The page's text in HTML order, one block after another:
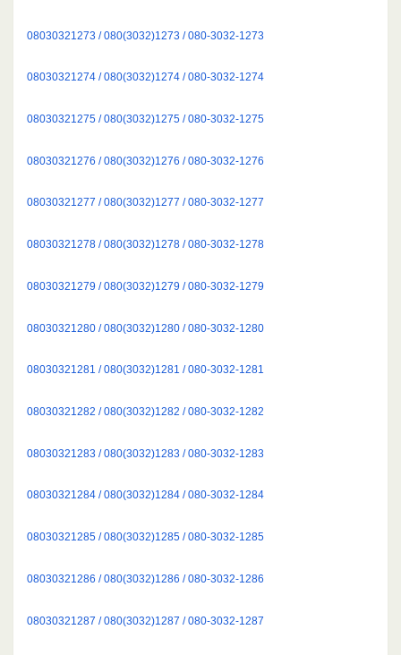
08030321273 / 080(3032)1273 / 080-3032-1273
08030321274 / 080(3032)1274 / 080-3032-1274
08030321275 / 080(3032)1275 / 080-3032-1275
08030321276 / 080(3032)1276 / 080-3032-1276
08030321277 / 080(3032)1277 / 080-3032-1277
08030321278 / 080(3032)1278 / 080-3032-1278
08030321279 / 080(3032)1279 / 080-3032-1279
08030321280 / 080(3032)1280 / 080-3032-1280
08030321281 / 080(3032)1281 / 080-3032-1281
08030321282 / 080(3032)1282 / 080-3032-1282
08030321283 / 080(3032)1283 / 080-3032-1283
08030321284 / 080(3032)1284 / 080-3032-1284
08030321285 / 080(3032)1285 / 080-3032-1285
08030321286 / 080(3032)1286 / 080-3032-1286
08030321287 / 080(3032)1287 / 080-3032-1287